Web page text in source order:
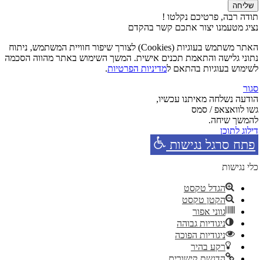
שליחה
תודה רבה, פרטיכם נקלטו !
נציג מטעמנו יצור אתכם קשר בהקדם
האתר משתמש בעוגיות (Cookies) לצורך שיפור חוויית המשתמש, ניתוח
נתוני גלישה והתאמת תכנים אישית. המשך השימוש באתר מהווה הסכמה
לשימוש בעוגיות בהתאם למדיניות הפרטיות.
סגור
הודעה נשלחה מאיתנו עכשיו,
גשו לוואצאפ / סמס
להמשך שיחה.
דילוג לתוכן
פתח סרגל נגישות
כלי נגישות
הגדל טקסט
הקטן טקסט
גווני אפור
ניגודיות גבוהה
ניגודיות הפוכה
רקע בהיר